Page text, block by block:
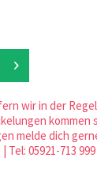
wir in der
melde dich
05921-713 999